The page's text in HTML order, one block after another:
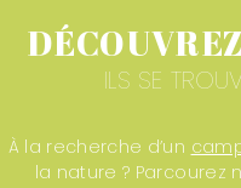
ILS SE
À la recherche d’un
la nature ? Parcourez